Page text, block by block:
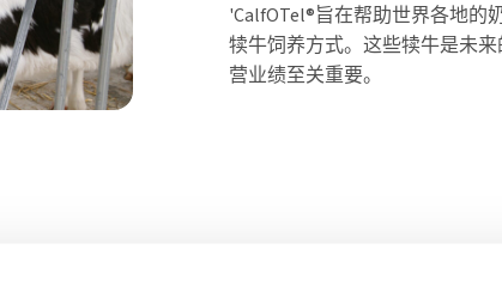
'CalfOTel®旨在帮助世界各地的
犊牛饲养方式。这些犊牛是未
营业绩至关重要。